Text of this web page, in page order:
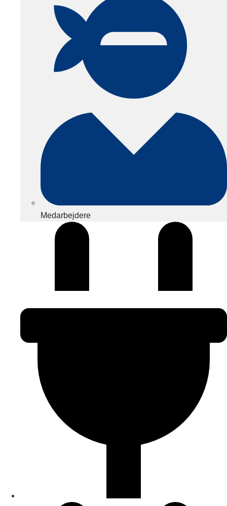
Medarbejdere